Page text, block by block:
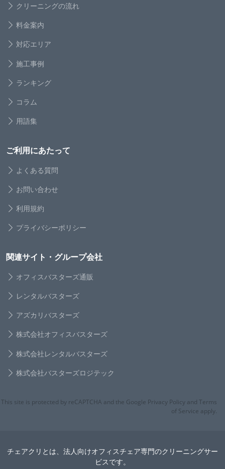
クリーニングの流れ
料金案内
対応エリア
施工事例
ランキング
コラム
用語集
ご利用にあたって
よくある質問
お問い合わせ
利用規約
プライバシーポリシー
関連サイト・グループ会社
オフィスバスターズ通販
レンタルバスターズ
アズカリバスターズ
株式会社オフィスバスターズ
株式会社レンタルバスターズ
株式会社バスターズロジテック
This site is protected by reCAPTCHA and the Google Privacy Policy and Terms
of Service apply.
チェアクリとは、法人向けオフィスチェア専門のクリーニングサー
ビスです。